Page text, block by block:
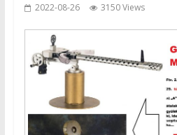
2022-08-26 3150 Views